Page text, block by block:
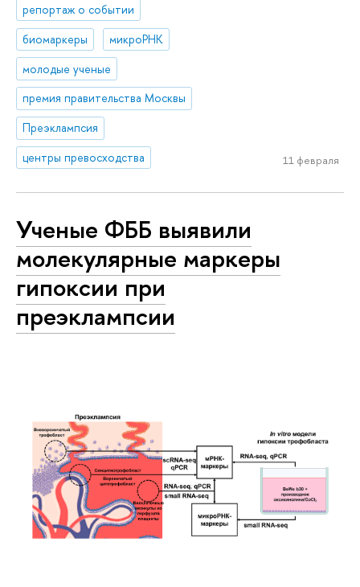
репортаж о событии
биомаркеры
микроРНК
молодые ученые
премия правительства Москвы
Преэклампсия
центры превосходства
11 февраля
Ученые ФББ выявили
молекулярные маркеры
гипоксии при
преэклампсии